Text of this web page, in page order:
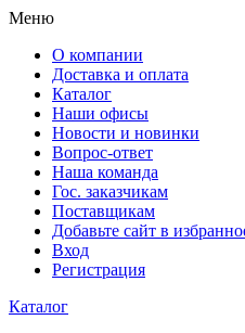
Меню
О компании
Доставка и оплата
Каталог
Наши офисы
Новости и новинки
Вопрос-ответ
Наша команда
Гос. заказчикам
Поставщикам
Добавьте сайт в
Вход
Регистрация
Каталог